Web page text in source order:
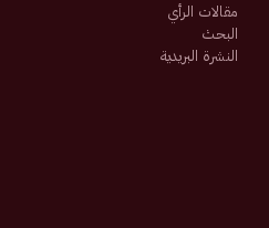
مقالات الرأي
البحث
النشرة البريدية